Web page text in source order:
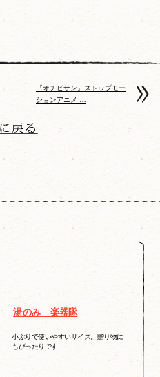
『オチビサン』ストップモー
ションアニメ …
湯のみ 楽器隊
小ぶりで使いやすいサイズ。贈り物に
もぴったりです